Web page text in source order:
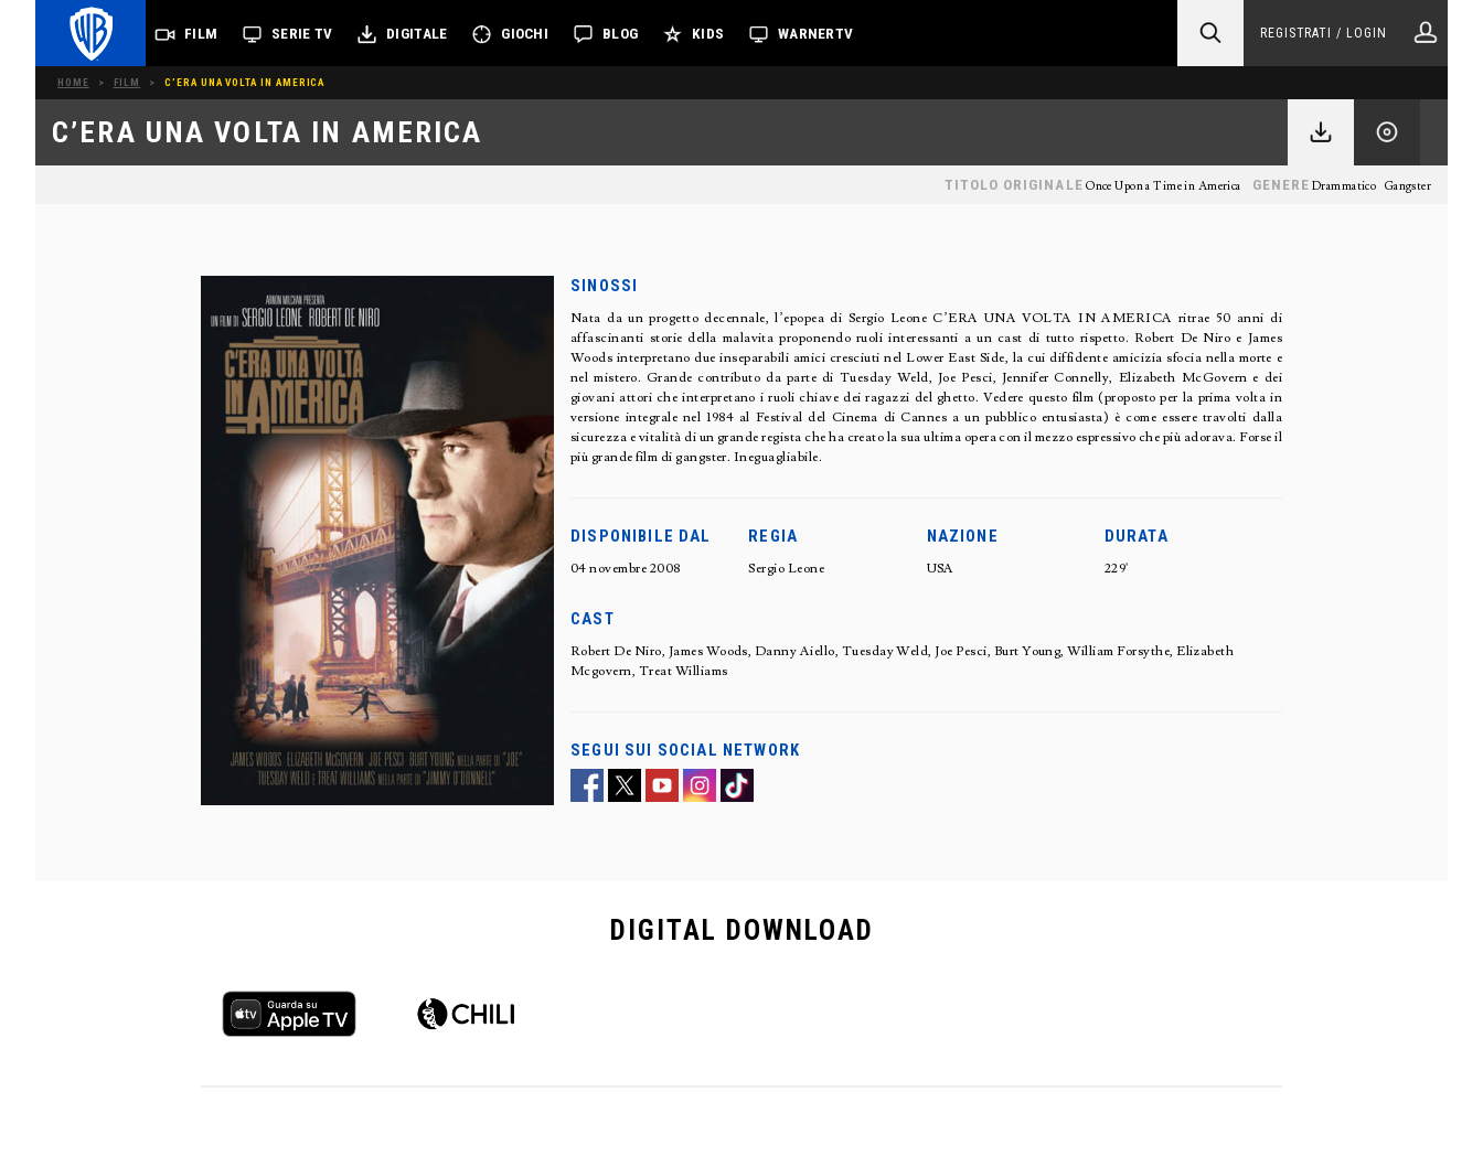
FILM SERIE TV DIGITALE GIOCHI BLOG KIDS WARNERTV REGISTRATI / LOGIN
HOME > FILM > C’ERA UNA VOLTA IN AMERICA
C’ERA UNA VOLTA IN AMERICA
GENERE Drammatico Gangster
TITOLO ORIGINALE Once Upon a Time in America
SINOSSI
Nata da un progetto decennale, l’epopea di Sergio Leone C’ERA UNA VOLTA IN AMERICA ritrae 50 anni di
affascinanti storie della malavita proponendo ruoli interessanti a un cast di tutto rispetto. Robert De Niro e James
Woods interpretano due inseparabili amici cresciuti nel Lower East Side, la cui diffidente amicizia sfocia nella morte e
nel mistero. Grande contributo da parte di Tuesday Weld, Joe Pesci, Jennifer Connelly, Elizabeth McGovern e dei
giovani attori che interpretano i ruoli chiave dei ragazzi del ghetto. Vedere questo film (proposto per la prima volta in
versione integrale nel 1984 al Festival del Cinema di Cannes a un pubblico entusiasta) è come essere travolti dalla
sicurezza e vitalità di un grande regista che ha creato la sua ultima opera con il mezzo espressivo che più adorava. Forse il
più grande film di gangster. Ineguagliabile.
DISPONIBILE DAL
04 novembre 2008
REGIA
Sergio Leone
NAZIONE
USA
DURATA
229'
CAST
Robert De Niro, James Woods, Danny Aiello, Tuesday Weld, Joe Pesci, Burt Young, William Forsythe, Elizabeth
Mcgovern, Treat Williams
SEGUI SUI SOCIAL NETWORK
DIGITAL DOWNLOAD